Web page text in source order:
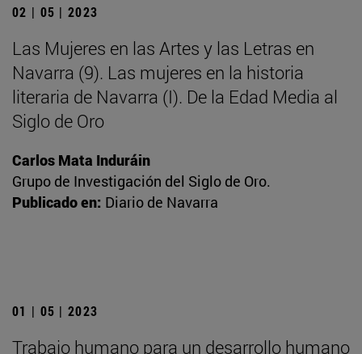
02 | 05 | 2023
Las Mujeres en las Artes y las Letras en
Navarra (9). Las mujeres en la historia
literaria de Navarra (I). De la Edad Media al
Siglo de Oro
Carlos Mata Induráin
Grupo de Investigación del Siglo de Oro.
Publicado en: Diario de Navarra
01 | 05 | 2023
Trabajo humano para un desarrollo humano